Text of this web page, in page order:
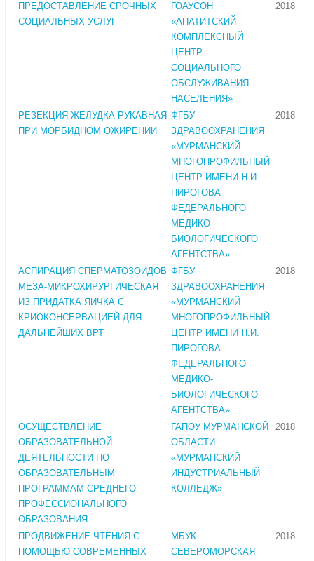
ПРЕДОСТАВЛЕНИЕ СРОЧНЫХ
СОЦИАЛЬНЫХ УСЛУГ
ГОАУСОН
«АПАТИТСКИЙ
КОМПЛЕКСНЫЙ
ЦЕНТР
СОЦИАЛЬНОГО
ОБСЛУЖИВАНИЯ
НАСЕЛЕНИЯ»
2018
РЕЗЕКЦИЯ ЖЕЛУДКА РУКАВНАЯ
ПРИ МОРБИДНОМ ОЖИРЕНИИ
ФГБУ
ЗДРАВООХРАНЕНИЯ
«МУРМАНСКИЙ
МНОГОПРОФИЛЬНЫЙ
ЦЕНТР ИМЕНИ Н.И.
ПИРОГОВА
ФЕДЕРАЛЬНОГО
МЕДИКО-
БИОЛОГИЧЕСКОГО
АГЕНТСТВА»
2018
АСПИРАЦИЯ СПЕРМАТОЗОИДОВ
МЕЗА-МИКРОХИРУРГИЧЕСКАЯ
ИЗ ПРИДАТКА ЯИЧКА С
КРИОКОНСЕРВАЦИЕЙ ДЛЯ
ДАЛЬНЕЙШИХ ВРТ
ФГБУ
ЗДРАВООХРАНЕНИЯ
«МУРМАНСКИЙ
МНОГОПРОФИЛЬНЫЙ
ЦЕНТР ИМЕНИ Н.И.
ПИРОГОВА
ФЕДЕРАЛЬНОГО
МЕДИКО-
БИОЛОГИЧЕСКОГО
АГЕНТСТВА»
2018
ОСУЩЕСТВЛЕНИЕ
ОБРАЗОВАТЕЛЬНОЙ
ДЕЯТЕЛЬНОСТИ ПО
ОБРАЗОВАТЕЛЬНЫМ
ПРОГРАММАМ СРЕДНЕГО
ПРОФЕССИОНАЛЬНОГО
ОБРАЗОВАНИЯ
ГАПОУ МУРМАНСКОЙ
ОБЛАСТИ
«МУРМАНСКИЙ
ИНДУСТРИАЛЬНЫЙ
КОЛЛЕДЖ»
2018
ПРОДВИЖЕНИЕ ЧТЕНИЯ С
ПОМОЩЬЮ СОВРЕМЕННЫХ
МБУК
СЕВЕРОМОРСКАЯ
2018